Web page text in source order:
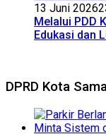
13 Juni 2026
Melalui PDD
Edukasi dan
DPRD Kota